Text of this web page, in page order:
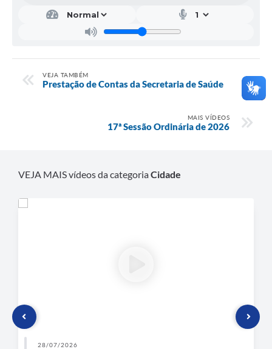
VEJA TAMBÉM
Prestação de Contas da Secretaria de Saúde
MAIS VÍDEOS
17ª Sessão Ordinária de 2026
VEJA MAIS vídeos da categoriaCidade
28/07/2026